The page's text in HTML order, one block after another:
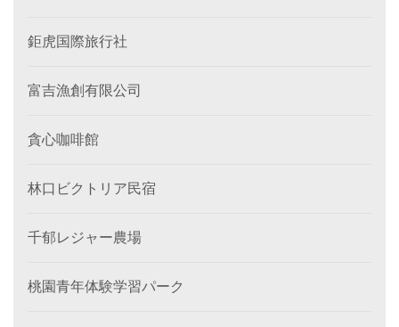
鉅虎国際旅行社
富吉漁創有限公司
貪心咖啡館
林口ビクトリア民宿
千郁レジャー農場
桃園青年体験学習パーク